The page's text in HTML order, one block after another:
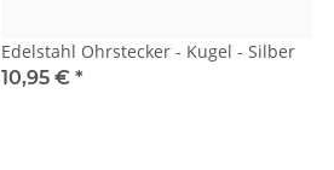
Edelstahl Ohrstecker - Kugel - Silber
10,95 € *